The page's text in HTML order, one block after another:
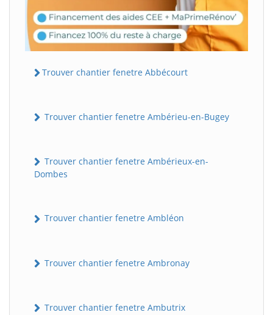
Trouver chantier fenetre Abbécourt
Trouver chantier fenetre Ambérieu-en-Bugey
Trouver chantier fenetre Ambérieux-en-
Dombes
Trouver chantier fenetre Ambléon
Trouver chantier fenetre Ambronay
Trouver chantier fenetre Ambutrix